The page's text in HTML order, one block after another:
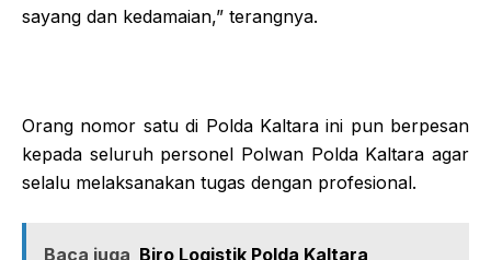
sayang dan kedamaian,” terangnya.
Orang nomor satu di Polda Kaltara ini pun berpesan
kepada seluruh personel Polwan Polda Kaltara agar
selalu melaksanakan tugas dengan profesional.
Baca juga Biro Logistik Polda Kaltara